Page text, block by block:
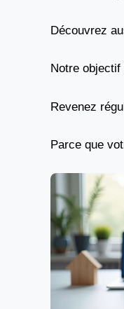
Découvrez
Notre
Revenez
Parce que